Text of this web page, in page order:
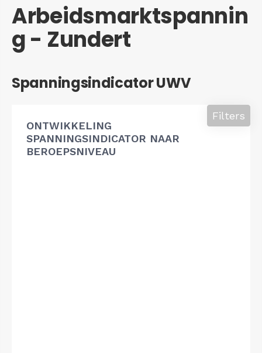
Arbeidsmarktspannin
g - Zundert
Spanningsindicator UWV
ONTWIKKELING
SPANNINGSINDICATOR NAAR
BEROEPSNIVEAU
Filters